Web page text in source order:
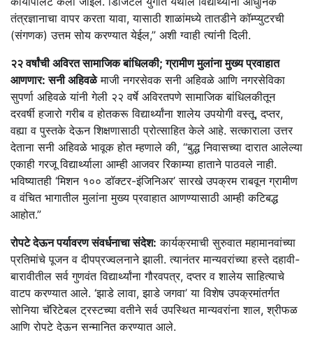
तंत्रज्ञानाचा वापर करता यावा, यासाठी शाळांमध्ये तातडीने कॉम्प्युटरची
(संगणक) उत्तम सोय करण्यात येईल,” अशी ग्वाही त्यांनी दिली.
२२ वर्षांची अविरत सामाजिक बांधिलकी; ग्रामीण मुलांना मुख्य प्रवाहात
आणणार: सनी अहिवळेमाजी नगरसेवक सनी अहिवळे आणि नगरसेविका
सुपर्णा अहिवळे यांनी गेली २२ वर्षे अविरतपणे सामाजिक बांधिलकीतून
दरवर्षी हजारो गरीब व होतकरू विद्यार्थ्यांना शालेय उपयोगी वस्तू, दप्तर,
वह्या व पुस्तके देऊन शिक्षणासाठी प्रोत्साहित केले आहे. सत्काराला उत्तर
देताना सनी अहिवळे भावूक होत म्हणाले की, “बुद्ध निवासच्या दारात आलेल्या
एकाही गरजू विद्यार्थ्याला आम्ही आजवर रिकाम्या हाताने पाठवले नाही.
भविष्यातही ‘मिशन १०० डॉक्टर-इंजिनिअर’ सारखे उपक्रम राबवून ग्रामीण
व वंचित भागातील मुलांना मुख्य प्रवाहात आणण्यासाठी आम्ही कटिबद्ध
आहोत.”
रोपटे देऊन पर्यावरण संवर्धनाचा संदेश: कार्यक्रमाची सुरुवात महामानवांच्या
प्रतिमांचे पूजन व दीपप्रज्वलनाने झाली. त्यानंतर मान्यवरांच्या हस्ते दहावी-
बारावीतील सर्व गुणवंत विद्यार्थ्यांना गौरवपत्र, दप्तर व शालेय साहित्याचे
वाटप करण्यात आले. ‘झाडे लावा, झाडे जगवा’ या विशेष उपक्रमांतर्गत
सोनिया चॅरिटेबल ट्रस्टच्या वतीने सर्व उपस्थित मान्यवरांना शाल, श्रीफळ
आणि रोपटे देऊन सन्मानित करण्यात आले.